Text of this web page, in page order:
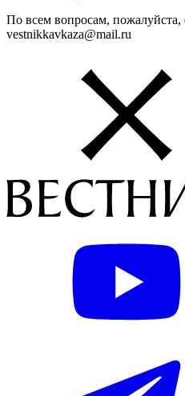
По всем вопросам, пожалуйста,
vestnikkavkaza@mail.ru